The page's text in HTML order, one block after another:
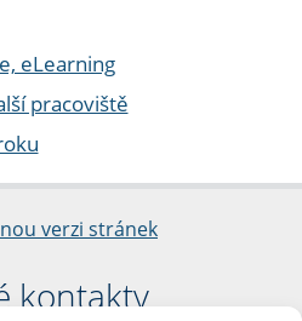
eLearning
pracoviště
verzi stránek
kontakty